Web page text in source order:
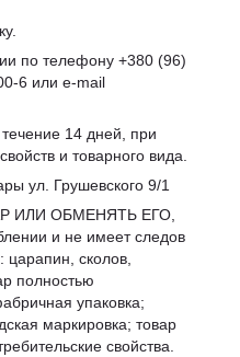
по телефону +380 (96)
6 или e-mail
14 дней, при
и товарного вида.
ул. Грушевского 9/1
ИЛИ ОБМЕНЯТЬ ЕГО,
и не имеет следов
царапин, сколов,
полностью
упаковка;
маркировка; товар
свойства.